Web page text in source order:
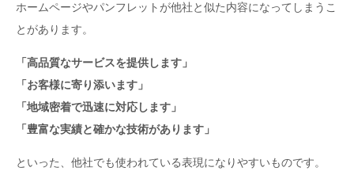
ホームページやパンフレットが他社と似た内容になってしまうこ
とがあります。
「高品質なサービスを提供します」
「お客様に寄り添います」
「地域密着で迅速に対応します」
「豊富な実績と確かな技術があります」
といった、他社でも使われている表現になりやすいものです。